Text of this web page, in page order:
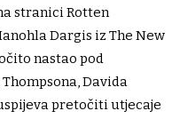
stranici Rotten
Dargis iz The New
nastao pod
Davida
pretočiti utjecaje